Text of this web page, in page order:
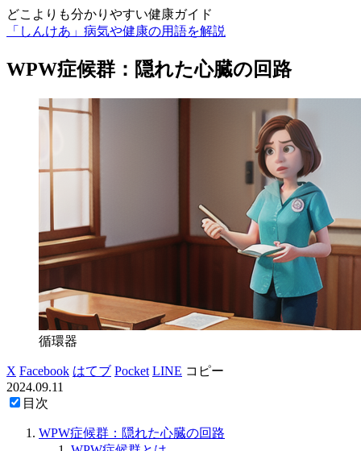
どこよりも分かりやすい健康ガイド
「しんけあ」病気や健康の用語を解説
WPW症候群：隠れた心臓の回路
循環器
X Facebook はてブ Pocket LINE コピー
2024.09.11
目次
WPW症候群：隠れた心臓の回路